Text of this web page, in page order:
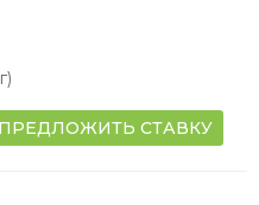
ПРЕДЛОЖИТЬ СТАВКУ